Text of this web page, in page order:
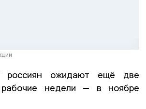
ожидают ещё две
рабочие недели — в ноябре